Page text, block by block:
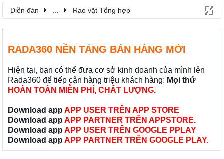
Diễn đàn Rao vặt Tổng hợp
RADA360 NỀN TẢNG BÁN HÀNG MỚI
Hiện tại, bạn có thể đưa cơ sở kinh doanh của mình lên
Rada360 để tiếp cận hàng triệu khách hàng: Mọi thứ
HOÀN TOÀN MIỄN PHÍ, CHẤT LƯỢNG.
Download app APP USER TRÊN APP STORE
Download app APP PARTNER TRÊN APPSTORE.
Download app APP USER TRÊN GOOGLE PPLAY
Download app APP PARTNER TRÊN GOOGLE PLAY.